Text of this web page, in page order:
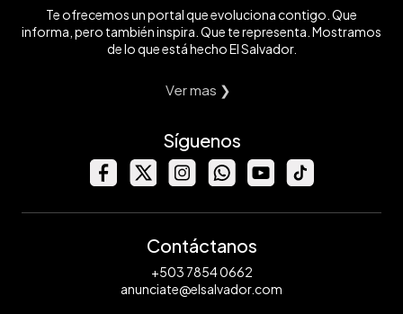
Te ofrecemos un portal que evoluciona contigo. Que
informa, pero también inspira. Que te representa. Mostramos
de lo que está hecho El Salvador.
Ver mas ❯
Síguenos
Contáctanos
+503 7854 0662
anunciate@elsalvador.com